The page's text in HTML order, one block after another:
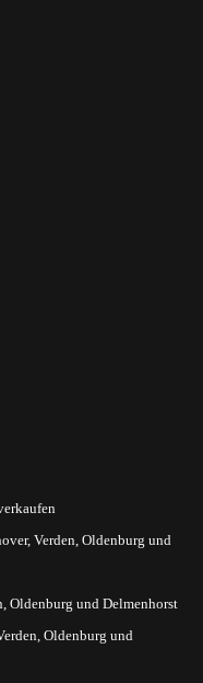
Verden, Oldenburg und
Oldenburg und Delmenhorst
Oldenburg und